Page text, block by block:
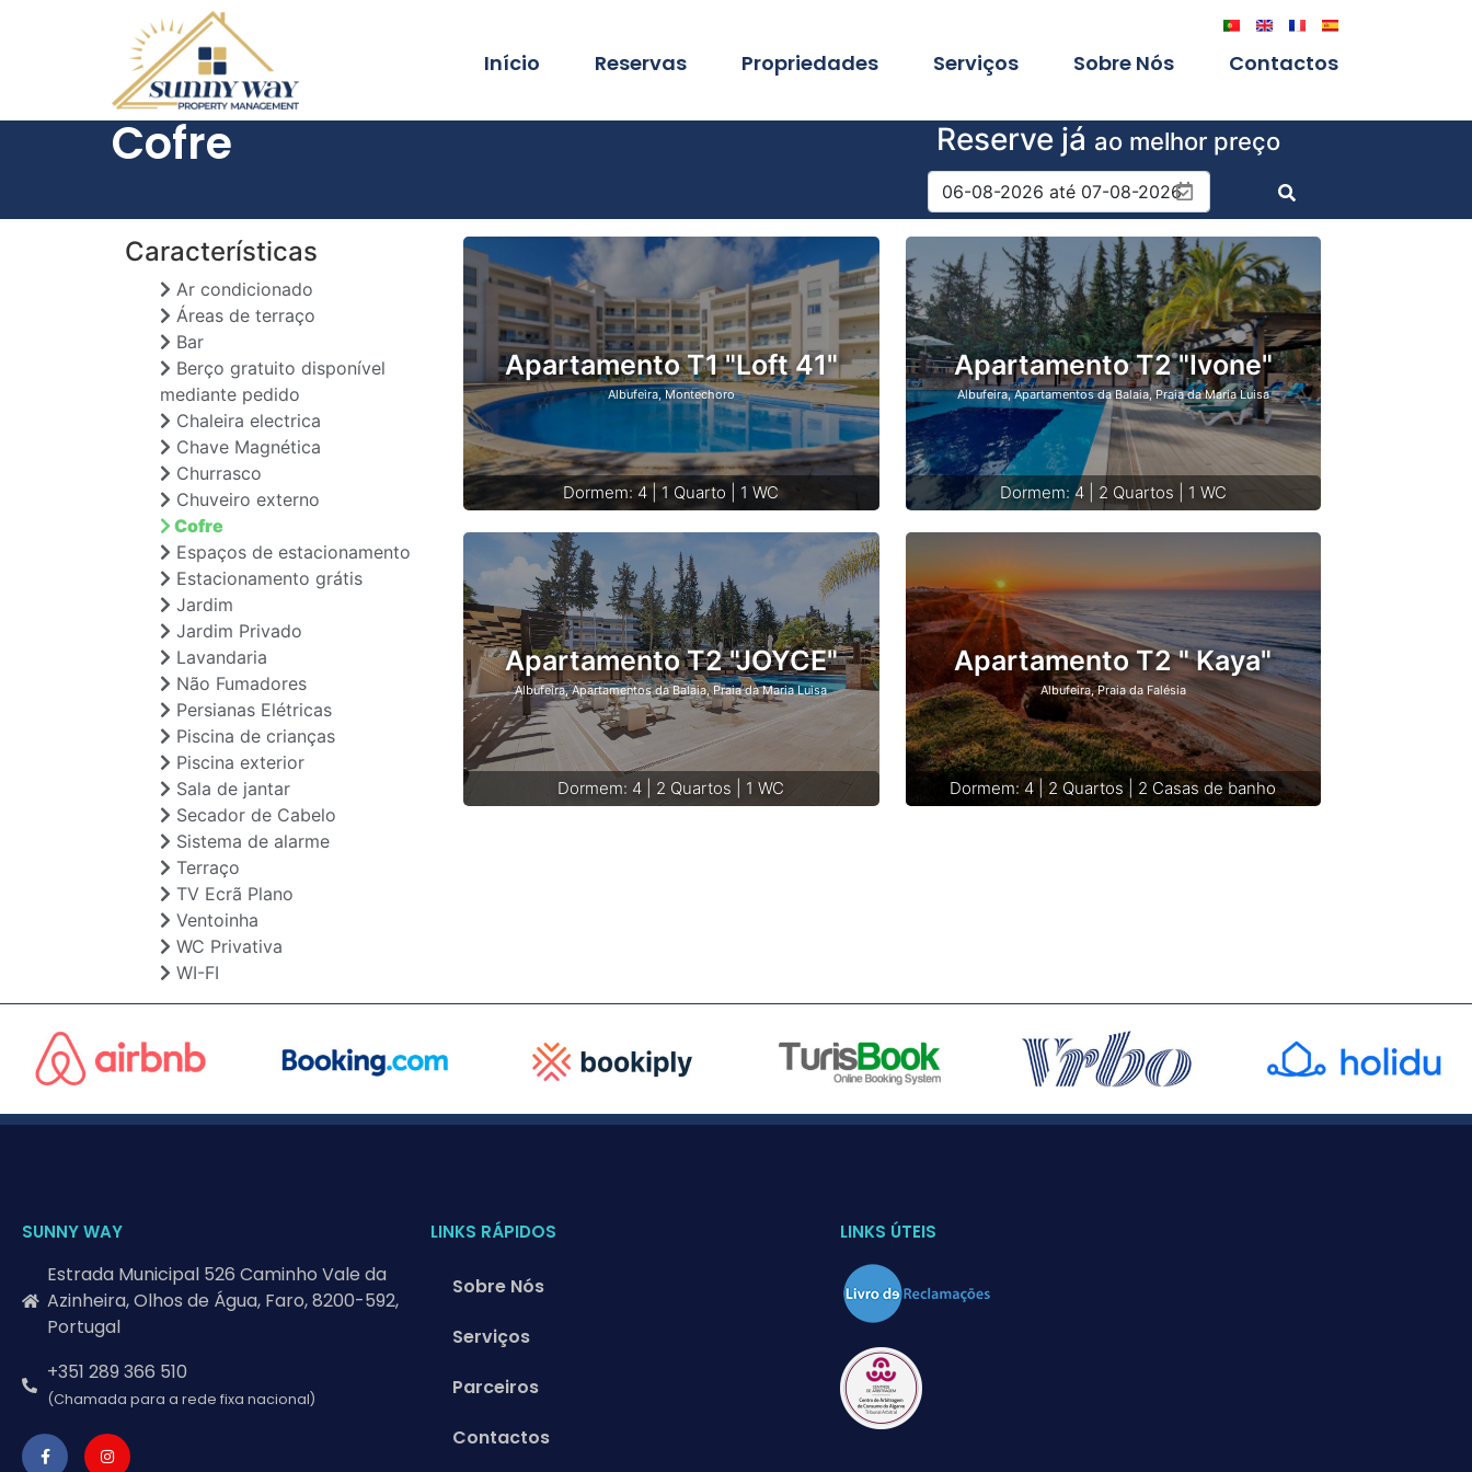
Início Reservas Propriedades Serviços Sobre Nós Contactos
Cofre Reserve já ao melhor preço
Características
Ar condicionado
Áreas de terraço
Bar
Berço gratuito disponível
mediante pedido
Chaleira electrica
Chave Magnética
Churrasco
Chuveiro externo
Cofre
Espaços de estacionamento
Estacionamento grátis
Jardim
Jardim Privado
Lavandaria
Não Fumadores
Persianas Elétricas
Piscina de crianças
Piscina exterior
Sala de jantar
Secador de Cabelo
Sistema de alarme
Terraço
TV Ecrã Plano
Ventoinha
WC Privativa
WI-FI
Apartamento T1 "Loft 41"
Albufeira, Montechoro
Dormem: 4 | 1 Quarto | 1 WC
Apartamento T2 "Ivone"
Albufeira, Apartamentos da Balaia, Praia da Maria Luisa
Dormem: 4 | 2 Quartos | 1 WC
Apartamento T2 "JOYCE"
Albufeira, Apartamentos da Balaia, Praia da Maria Luisa
Dormem: 4 | 2 Quartos | 1 WC
Apartamento T2 " Kaya"
Albufeira, Praia da Falésia
Dormem: 4 | 2 Quartos | 2 Casas de banho
SUNNY WAY
Estrada Municipal 526 Caminho Vale da
Azinheira, Olhos de Água, Faro, 8200-592,
Portugal
+351 289 366 510
(Chamada para a rede fixa nacional)
LINKS RÁPIDOS
Sobre Nós
Serviços
Parceiros
Contactos
LINKS ÚTEIS